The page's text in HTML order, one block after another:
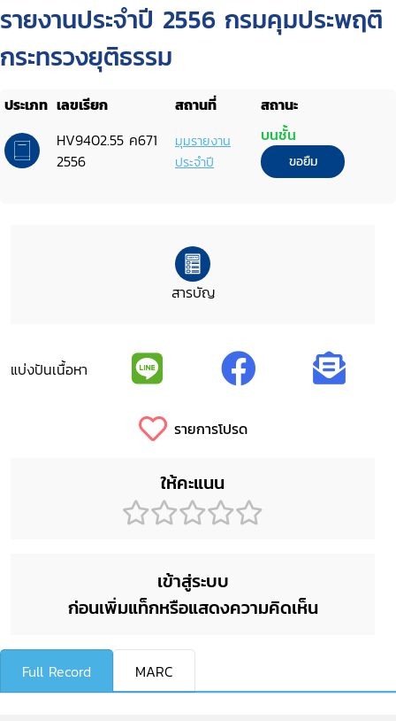
รายงานประจำปี 2556 กรมคุมประพฤติ
กระทรวงยุติธรรม
ประเภท เลขเรียก สถานที่
สถานะ
HV9402.55 ค671
2556
มุมรายงาน
ประจำปี
บนชั้น
ขอยืม
สารบัญ
แบ่งปันเนื้อหา
รายการโปรด
ให้คะแนน
เข้าสู่ระบบ
ก่อนเพิ่มแท็กหรือแสดงความคิดเห็น
Full Record MARC